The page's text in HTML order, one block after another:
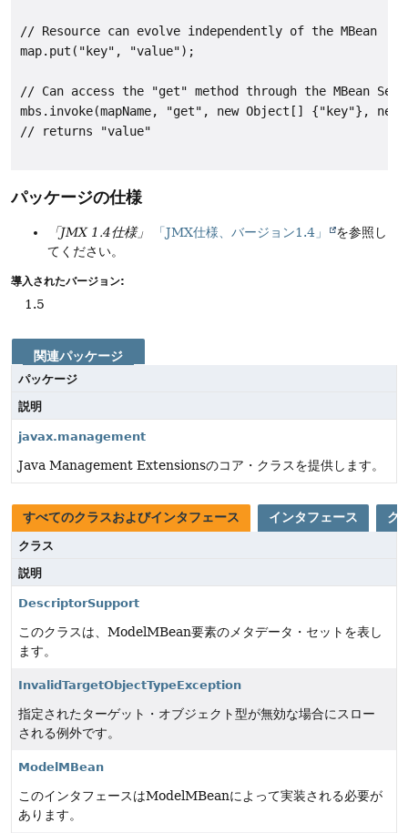
// Resource can evolve independently of the MBean
map.put("key", "value");
// Can access the "get" method through the MBean
mbs.invoke(mapName, "get", new Object[] {"key"},
// returns "value"
パッケージの仕様
「JMX 1.4仕様」 「JMX仕様、バージョン1.4」
を参照し
てください。
導入されたバージョン:
1.5
関連パッケージ
パッケージ
説明
javax.management
Java Management Extensionsのコア・クラスを提供します。
すべてのクラスおよびインタフェース インタフェース ク
クラス
説明
DescriptorSupport
このクラスは、ModelMBean要素のメタデータ・セットを表し
ます。
InvalidTargetObjectTypeException
指定されたターゲット・オブジェクト型が無効な場合にスロー
される例外です。
ModelMBean
このインタフェースはModelMBeanによって実装される必要が
あります。